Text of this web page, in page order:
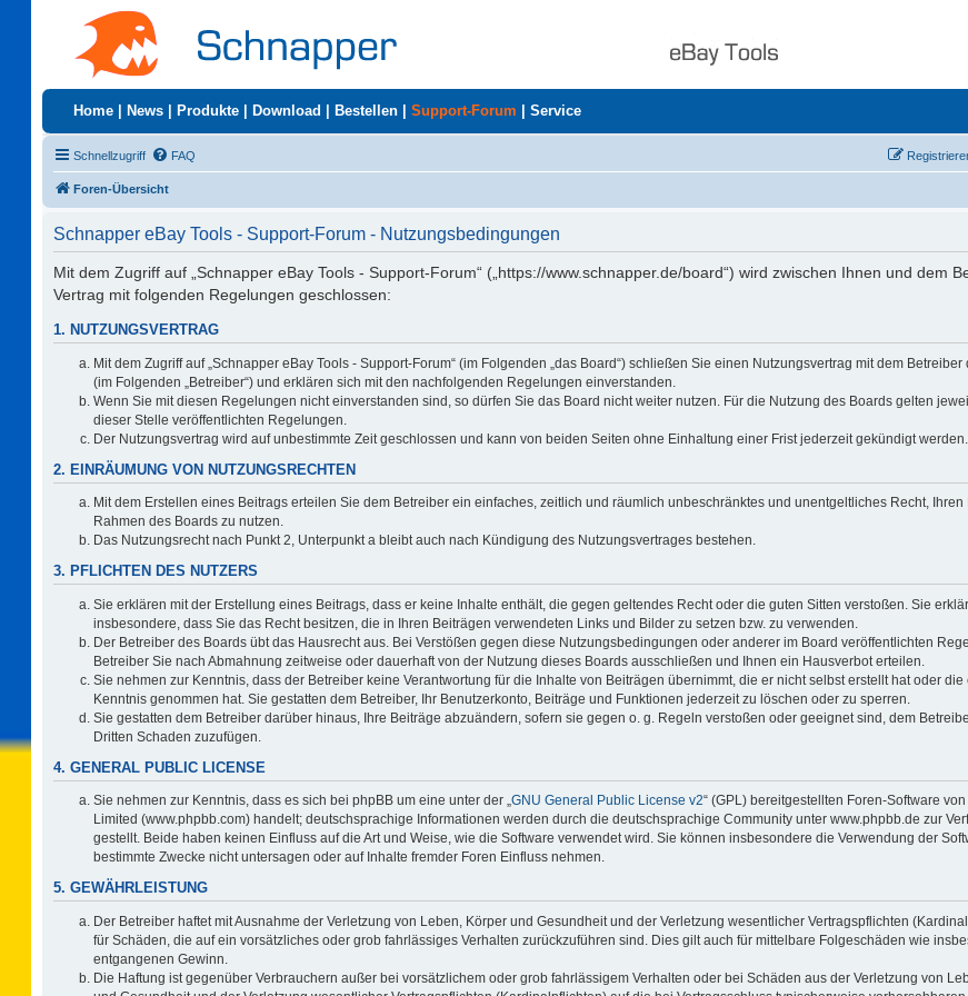
Home News Produkte Download Bestellen Support-Forum Service
Schnellzugriff FAQ
Foren-Übersicht
Schnapper eBay Tools - Support-Forum - Nutzungsbedingungen
Mit dem Zugriff auf „Schnapper eBay Tools - Support-Forum“ („https://www.schnapper.de/board“) wird zwischen Ihnen und dem
Vertrag mit folgenden Regelungen geschlossen:
1. NUTZUNGSVERTRAG
Mit dem Zugriff auf „Schnapper eBay Tools - Support-Forum“ (im Folgenden „das Board“) schließen Sie einen Nutzungsvertrag mit dem
(im Folgenden „Betreiber“) und erklären sich mit den nachfolgenden Regelungen einverstanden.
Wenn Sie mit diesen Regelungen nicht einverstanden sind, so dürfen Sie das Board nicht weiter nutzen. Für die Nutzung des Boards gelten
dieser Stelle veröffentlichten Regelungen.
Der Nutzungsvertrag wird auf unbestimmte Zeit geschlossen und kann von beiden Seiten ohne Einhaltung einer Frist jederzeit gekündigt werden.
2. EINRÄUMUNG VON NUTZUNGSRECHTEN
Mit dem Erstellen eines Beitrags erteilen Sie dem Betreiber ein einfaches, zeitlich und räumlich unbeschränktes und unentgeltliches Recht, Ihren
Rahmen des Boards zu nutzen.
Das Nutzungsrecht nach Punkt 2, Unterpunkt a bleibt auch nach Kündigung des Nutzungsvertrages bestehen.
3. PFLICHTEN DES NUTZERS
Sie erklären mit der Erstellung eines Beitrags, dass er keine Inhalte enthält, die gegen geltendes Recht oder die guten Sitten verstoßen. Sie
insbesondere, dass Sie das Recht besitzen, die in Ihren Beiträgen verwendeten Links und Bilder zu setzen bzw. zu verwenden.
Der Betreiber des Boards übt das Hausrecht aus. Bei Verstößen gegen diese Nutzungsbedingungen oder anderer im Board veröffentlichten
Betreiber Sie nach Abmahnung zeitweise oder dauerhaft von der Nutzung dieses Boards ausschließen und Ihnen ein Hausverbot erteilen.
Sie nehmen zur Kenntnis, dass der Betreiber keine Verantwortung für die Inhalte von Beiträgen übernimmt, die er nicht selbst erstellt hat oder die
Kenntnis genommen hat. Sie gestatten dem Betreiber, Ihr Benutzerkonto, Beiträge und Funktionen jederzeit zu löschen oder zu sperren.
Sie gestatten dem Betreiber darüber hinaus, Ihre Beiträge abzuändern, sofern sie gegen o. g. Regeln verstoßen oder geeignet sind, dem
Dritten Schaden zuzufügen.
4. GENERAL PUBLIC LICENSE
Sie nehmen zur Kenntnis, dass es sich bei phpBB um eine unter der „GNU General Public License v2“ (GPL) bereitgestellten Foren-Software
Limited (www.phpbb.com) handelt; deutschsprachige Informationen werden durch die deutschsprachige Community unter www.phpbb.de zur
gestellt. Beide haben keinen Einfluss auf die Art und Weise, wie die Software verwendet wird. Sie können insbesondere die Verwendung der
bestimmte Zwecke nicht untersagen oder auf Inhalte fremder Foren Einfluss nehmen.
5. GEWÄHRLEISTUNG
Der Betreiber haftet mit Ausnahme der Verletzung von Leben, Körper und Gesundheit und der Verletzung wesentlicher Vertragspflichten
für Schäden, die auf ein vorsätzliches oder grob fahrlässiges Verhalten zurückzuführen sind. Dies gilt auch für mittelbare Folgeschäden wie
entgangenen Gewinn.
Die Haftung ist gegenüber Verbrauchern außer bei vorsätzlichem oder grob fahrlässigem Verhalten oder bei Schäden aus der Verletzung von